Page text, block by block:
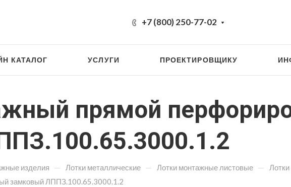
+7 (800) 250-77-02
КАТАЛОГ УСЛУГИ ПРОЕКТИРОВЩИКУ
прямой
изделия — Лотки металлические — Лотки монтажные листовые —
замковый ЛППЗ.100.65.3000.1.2